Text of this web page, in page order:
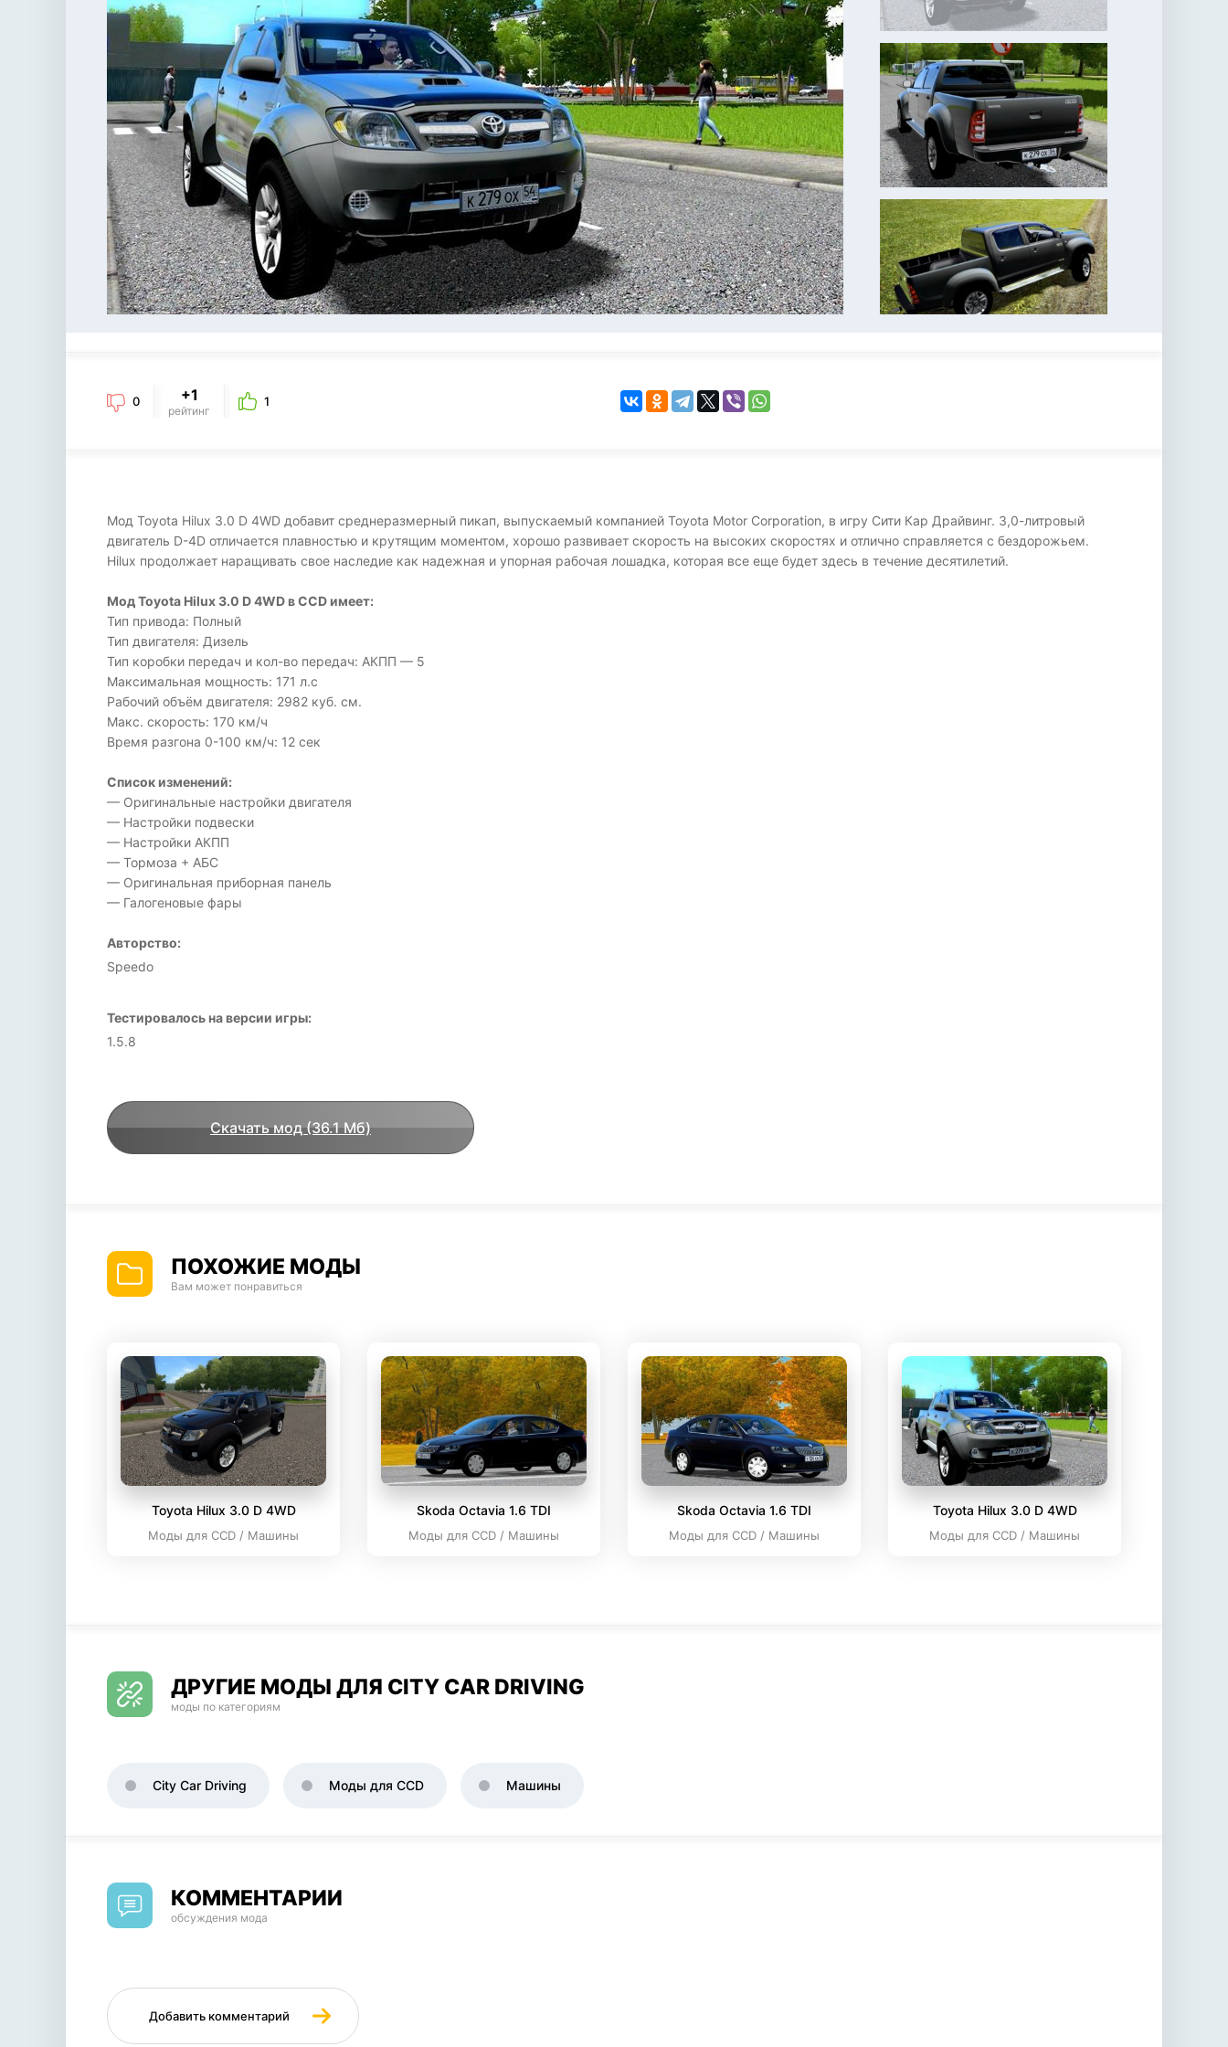
KINGDOM COME:
DELIVERANCE
бродилка
KENSHI
экшн
0 +1
рейтинг
1
Мод Toyota Hilux 3.0 D 4WD добавит среднеразмерный пикап, выпускаемый компанией Toyota Motor Corporation, в игру Сити Кар Драйвинг. 3,0-литровый
двигатель D-4D отличается плавностью и крутящим моментом, хорошо развивает скорость на высоких скоростях и отлично справляется с бездорожьем.
Hilux продолжает наращивать свое наследие как надежная и упорная рабочая лошадка, которая все еще будет здесь в течение десятилетий.
Мод Toyota Hilux 3.0 D 4WD в CCD имеет:
Тип привода: Полный
Тип двигателя: Дизель
Тип коробки передач и кол-во передач: АКПП — 5
Максимальная мощность: 171 л.с
Рабочий объём двигателя: 2982 куб. см.
Макс. скорость: 170 км/ч
Время разгона 0-100 км/ч: 12 сек
Список изменений:
— Оригинальные настройки двигателя
— Настройки подвески
— Настройки АКПП
— Тормоза + АБС
— Оригинальная приборная панель
— Галогеновые фары
Авторство:
Speedo
Тестировалось на версии игры:
1.5.8
Скачать мод (36.1 Мб)
ПОХОЖИЕ МОДЫ
Вам может понравиться
Toyota Hilux 3.0 D 4WD
Моды для CCD / Машины
Skoda Octavia 1.6 TDI
Моды для CCD / Машины
Skoda Octavia 1.6 TDI
Моды для CCD / Машины
Toyota Hilux 3.0 D 4WD
Моды для CCD / Машины
ДРУГИЕ МОДЫ ДЛЯ CITY CAR DRIVING
моды по категориям
City Car Driving Моды для CCD Машины
КОММЕНТАРИИ
обсуждения мода
Добавить комментарий